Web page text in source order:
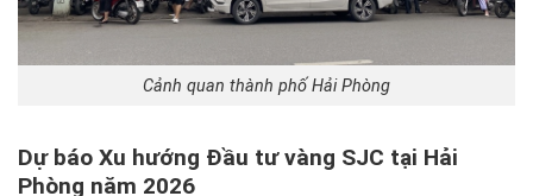
Cảnh quan thành phố Hải Phòng
Dự báo Xu hướng Đầu tư vàng SJC tại Hải
Phòng năm 2026